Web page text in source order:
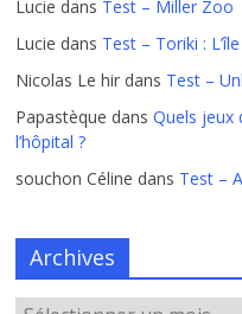
Lucie dans Test – Miller Zoo
Lucie dans Test – Toriki :
Nicolas Le hir dans Test –
Papastèque dansQuels jeux
l’hôpital ?
souchon Céline dans Test –
Archives